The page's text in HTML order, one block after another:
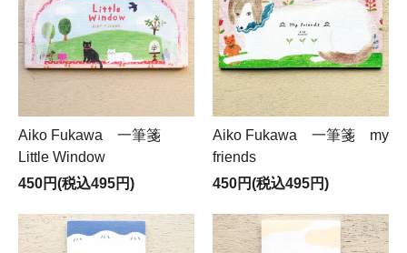
Aiko Fukawa 一筆箋
Little Window
450円(税込495円)
Aiko Fukawa 一筆箋 my
friends
450円(税込495円)